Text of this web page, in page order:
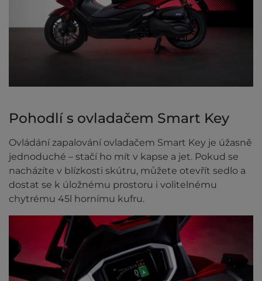
Pohodlí s ovladačem Smart Key
Ovládání zapalování ovladačem Smart Key je úžasně
jednoduché – stačí ho mít v kapse a jet. Pokud se
nacházíte v blízkosti skútru, můžete otevřít sedlo a
dostat se k úložnému prostoru i volitelnému
chytrému 45l hornímu kufru.